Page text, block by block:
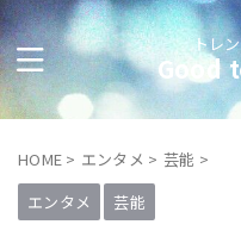
トレ
Good
HOME > エンタメ > 芸能 >
エンタメ
芸能